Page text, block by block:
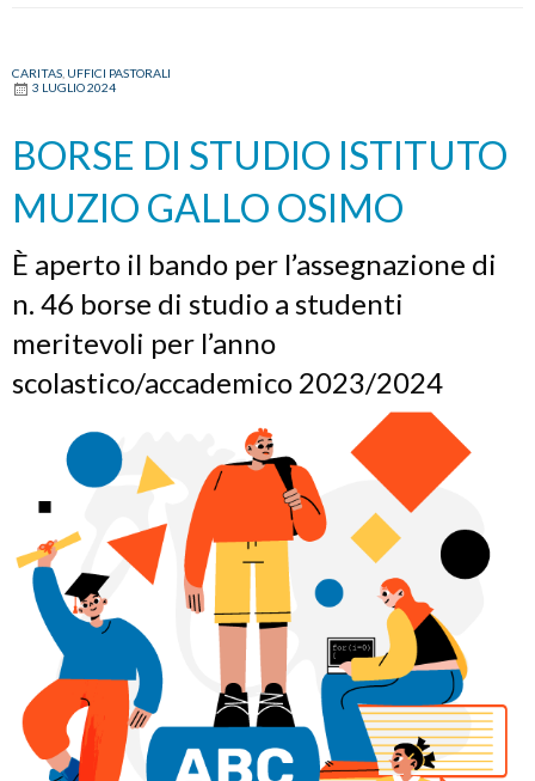
CARITAS UFFICI PASTORALI
3 LUGLIO 2024
BORSE DI STUDIO ISTITUTO
MUZIO GALLO OSIMO
È aperto il bando per l’assegnazione di
n. 46 borse di studio a studenti
meritevoli per l’anno
scolastico/accademico 2023/2024